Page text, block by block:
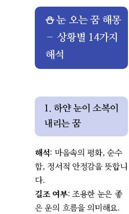
⛄ 눈 오는 꿈 해몽
– 상황별 14가지
해석
1. 하얀 눈이 소복이
내리는 꿈
해석: 마음속의 평화, 순수
함, 정서적 안정감을 뜻합니
다.
길조 여부: 조용한 눈은 좋
은 운의 흐름을 의미해요.